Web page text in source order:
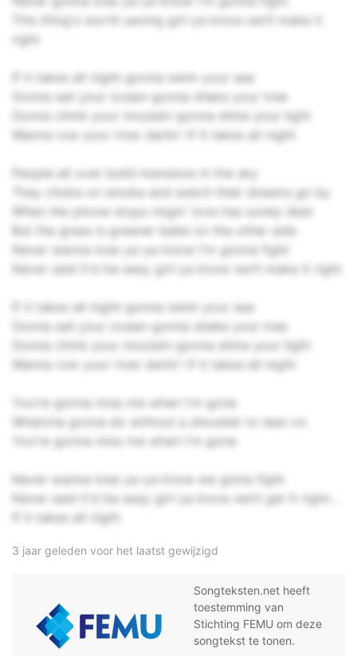
This thing's worth saving girl-ya know we'll make it
right
If it takes all night-gonna swim your sea
Gonna sail your ocean-gonna shake your tree
Gonna climb your moutain-gonna shine your light
Wanna row your river darlin'-if it takes all night
People all over build mansions in the sky
They choke on smoke and watch their dreams go by
When the phone stops ringin' love has surely died
But the grass is greener babe on the other side
Never wanna lose ya-ya know I'm gonna fight
Never said it'd be easy girl-ya know we'll make it right
If it takes all night-gonna swim your sea
Gonna sail your ocean-gonna shake your tree
Gonna climb your moutain-gonna shine your light
Wanna row your river darlin'-if it takes all night
You're gonna miss me when I'm gone
Whatcha gonna do without a shoulder to lean on
You're gonna miss me when I'm gone
Never wanna lose ya-ya know we gotta fight
Never said it'd be easy girl-ya know we'll get it right...
If it takes all night
3 jaar geleden voor het laatst gewijzigd
Songteksten.net heeft
toestemming van
Stichting FEMU om deze
songtekst te tonen.